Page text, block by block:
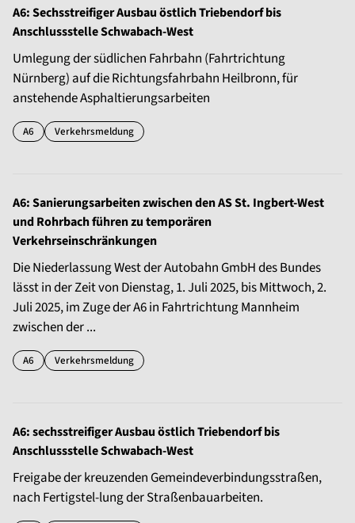
A6: Sechsstreifiger Ausbau östlich Triebendorf bis
Anschlussstelle Schwabach-West
Umlegung der südlichen Fahrbahn (Fahrtrichtung
Nürnberg) auf die Richtungsfahrbahn Heilbronn, für
anstehende Asphaltierungsarbeiten
A6 Verkehrsmeldung
A6: Sanierungsarbeiten zwischen den AS St. Ingbert-West
und Rohrbach führen zu temporären
Verkehrseinschränkungen
Die Niederlassung West der Autobahn GmbH des Bundes
lässt in der Zeit von Dienstag, 1. Juli 2025, bis Mittwoch, 2.
Juli 2025, im Zuge der A6 in Fahrtrichtung Mannheim
zwischen der ...
A6 Verkehrsmeldung
A6: sechsstreifiger Ausbau östlich Triebendorf bis
Anschlussstelle Schwabach-West
Freigabe der kreuzenden Gemeindeverbindungsstraßen,
nach Fertigstel-lung der Straßenbauarbeiten.